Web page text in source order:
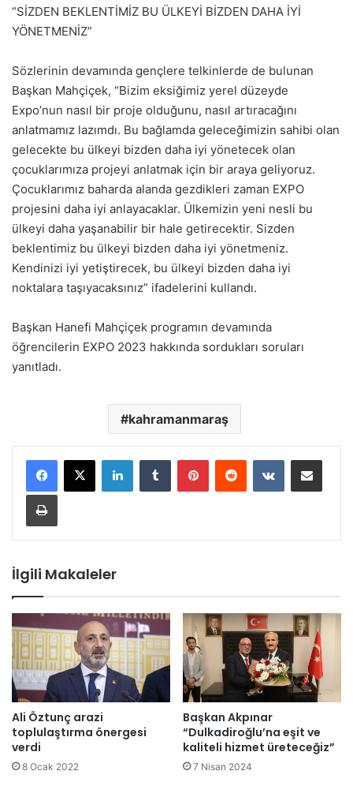
“SİZDEN BEKLENTİMİZ BU ÜLKEYİ BİZDEN DAHA İYİ
YÖNETMENİZ”
Sözlerinin devamında gençlere telkinlerde de bulunan
Başkan Mahçiçek, “Bizim eksiğimiz yerel düzeyde
Expo’nun nasıl bir proje olduğunu, nasıl artıracağını
anlatmamız lazımdı. Bu bağlamda geleceğimizin sahibi olan
gelecekte bu ülkeyi bizden daha iyi yönetecek olan
çocuklarımıza projeyi anlatmak için bir araya geliyoruz.
Çocuklarımız baharda alanda gezdikleri zaman EXPO
projesini daha iyi anlayacaklar. Ülkemizin yeni nesli bu
ülkeyi daha yaşanabilir bir hale getirecektir. Sizden
beklentimiz bu ülkeyi bizden daha iyi yönetmeniz.
Kendinizi iyi yetiştirecek, bu ülkeyi bizden daha iyi
noktalara taşıyacaksınız” ifadelerini kullandı.
Başkan Hanefi Mahçiçek programın devamında
öğrencilerin EXPO 2023 hakkında sordukları soruları
yanıtladı.
kahramanmaraş
LinkedInTumblr PinterestReddit VKontakteE-Posta ile paylaş
Yazdır
İlgili Makaleler
Ali Öztunç arazi
toplulaştırma önergesi
verdi
8 Ocak 2022
Başkan Akpınar
“Dulkadiroğlu’na eşit ve
kaliteli hizmet üreteceğiz”
7 Nisan 2024